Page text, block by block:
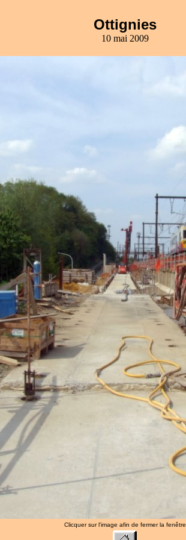
Ottignies
10 mai 2009
Clicquer sur l'image afin de fermer la fenêtre